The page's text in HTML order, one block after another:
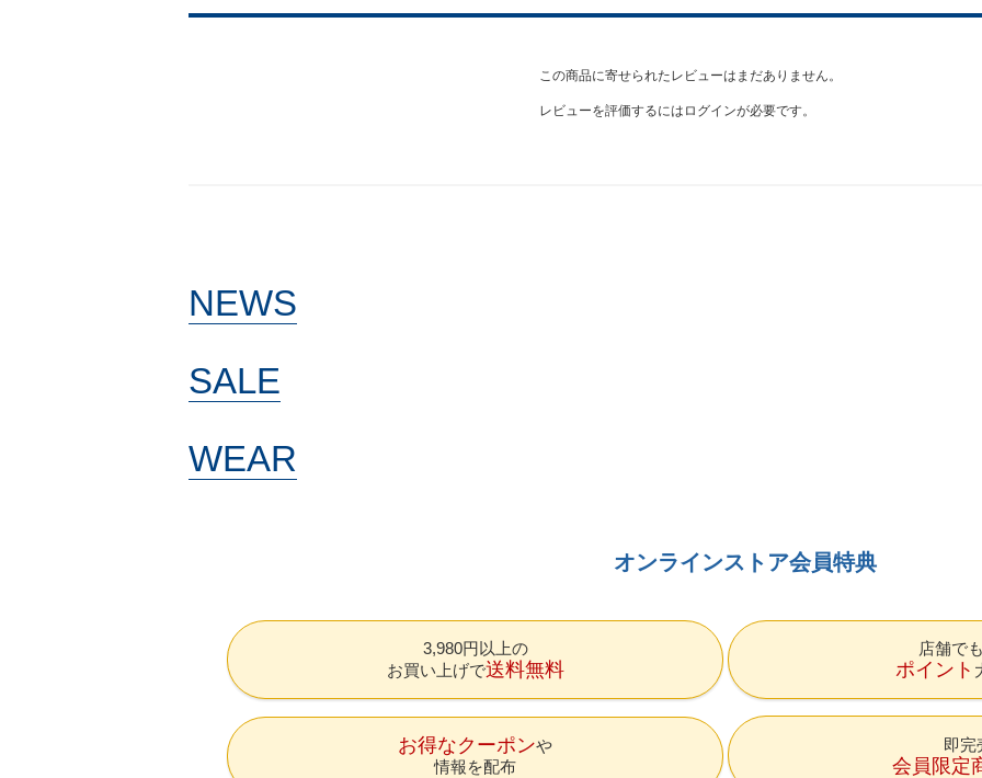
この商品に寄せられたレビューはまだありません。
レビューを評価するには ログインが必要です。
NEWS
SALE
WEAR
オンラインストア会員特典
3,980円以上の
お買い上げで送料無料
店舗で
ポイント
お得なクーポン
情報を配布
即完
会員限定